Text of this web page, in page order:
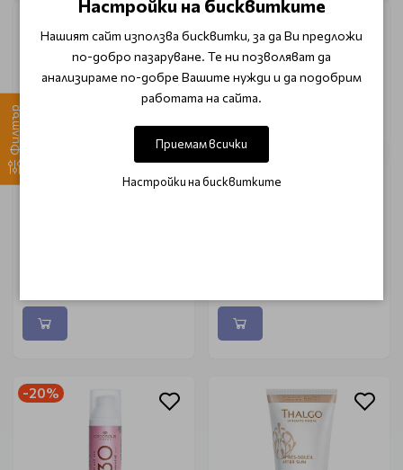
Филтър
-20%
-20%
Настройки на бисквитките
Нашият сайт използва бисквитки, за да Ви предложи
по-добро пазаруване. Те ни позволяват да
анализираме по-добре Вашите нужди и да подобрим
работата на сайта.
Приемам всички
Настройки на бисквитките